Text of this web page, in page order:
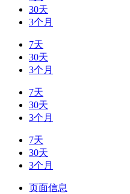
30天
3个月
7天
30天
3个月
7天
30天
3个月
7天
30天
3个月
页面信息